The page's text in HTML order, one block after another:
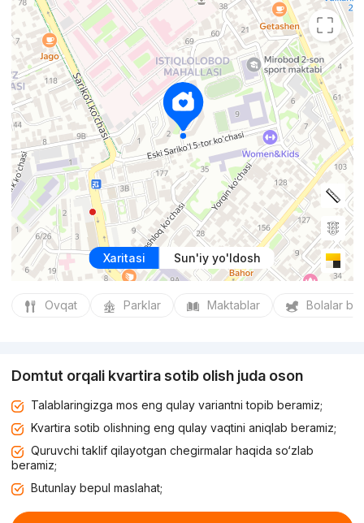
Xaritasi Sun'iy yo'ldosh
Ovqat Parklar Maktablar Bolalar
Domtut orqali kvartira sotib olish juda oson
Talablaringizga mos eng qulay variantni topib beramiz;
Kvartira sotib olishning eng qulay vaqtini aniqlab beramiz;
Quruvchi taklif qilayotgan chegirmalar haqida so‘zlab
beramiz;
Butunlay bepul maslahat;